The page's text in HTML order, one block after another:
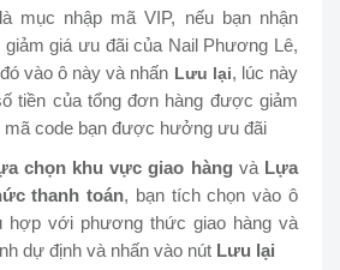
mục nhập mã VIP, nếu bạn nhận
giá ưu đãi của Nail Phương Lê,
vào ô này và nhấn Lưu lại, lúc này
tiền của tổng đơn hàng được giảm
mã code bạn được hưởng ưu đãi
chọn khu vực giao hàng và Lựa
thanh toán, bạn tích chọn vào ô
hợp với phương thức giao hàng và
dự định và nhấn vào nút Lưu lại